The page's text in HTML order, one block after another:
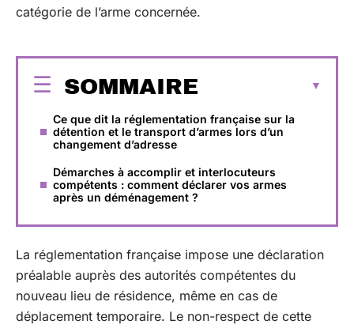
catégorie de l’arme concernée.
SOMMAIRE
Ce que dit la réglementation française sur la
détention et le transport d’armes lors d’un
changement d’adresse
Démarches à accomplir et interlocuteurs
compétents : comment déclarer vos armes
après un déménagement ?
La réglementation française impose une déclaration
préalable auprès des autorités compétentes du
nouveau lieu de résidence, même en cas de
déplacement temporaire. Le non-respect de cette